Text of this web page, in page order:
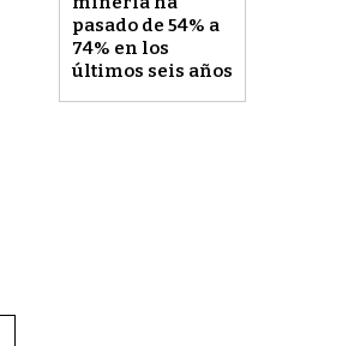
pasado de 54% a
74% en los
últimos seis años